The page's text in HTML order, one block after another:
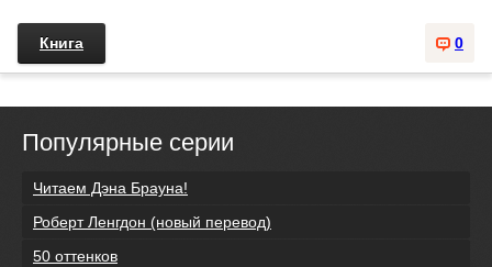
0
Книга
Популярные серии
Читаем Дэна Брауна!
Роберт Ленгдон (новый перевод)
50 оттенков